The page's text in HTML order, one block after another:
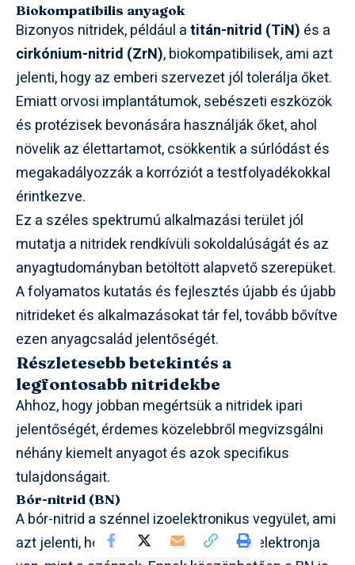
Biokompatibilis anyagok
Bizonyos nitridek, például atitán-nitrid (TiN) és a
cirkónium-nitrid (ZrN), biokompatibilisek, ami azt
jelenti, hogy az emberi szervezet jól tolerálja őket.
Emiatt orvosi implantátumok, sebészeti eszközök
és protézisek bevonására használják őket, ahol
növelik az élettartamot, csökkentik a súrlódást és
megakadályozzák a korróziót a testfolyadékokkal
érintkezve.
Ez a széles spektrumú alkalmazási terület jól
mutatja a nitridek rendkívüli sokoldalúságát és az
anyagtudományban betöltött alapvető szerepüket.
A folyamatos kutatás és fejlesztés újabb és újabb
nitrideket és alkalmazásokat tár fel, tovább bővítve
ezen anyagcsalád jelentőségét.
Részletesebb betekintés a
legfontosabb nitridekbe
Ahhoz, hogy jobban megértsük a nitridek ipari
jelentőségét, érdemes közelebbről megvizsgálni
néhány kiemelt anyagot és azok specifikus
tulajdonságait.
Bór-nitrid (BN)
A bór-nitrid a szénnel izoelektronikus vegyület, ami
azt jelenti, hogy ugyanannyi vegyértékelektronja